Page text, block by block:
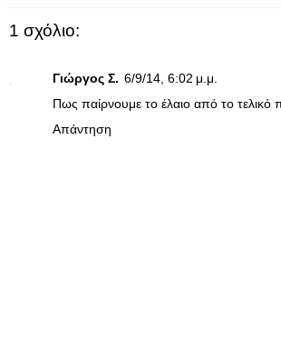
1 σχόλιο:
Γιώργος Σ. 6/9/14, 6:02 μ.μ.
Πως παίρνουμε το έλαιο από το τελικό
Απάντηση